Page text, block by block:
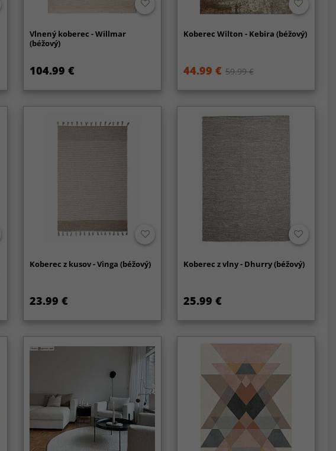
Vlnený koberec - Willmar
(béžový)
104.99 €
Koberec Wilton - Kebira (béžový)
44.99 € 59.99 €
Koberec z kusov - Vinga (béžový)
23.99 €
Koberec z vlny - Dhurry (béžový)
25.99 €